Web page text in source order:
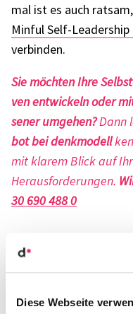
Diese Webseite
mal ist es auch
Minful Self-Leader­ship
verbin­den.
Sie möch­ten Ihre
ven entwi­ckeln oder
se­ner umge­hen?Dann
bot bei denk­mo­dell
mit klarem Blick auf
Heraus­for­de­run­gen.
30 690 488 0
Loslas­sen
Vertrauen wir auf